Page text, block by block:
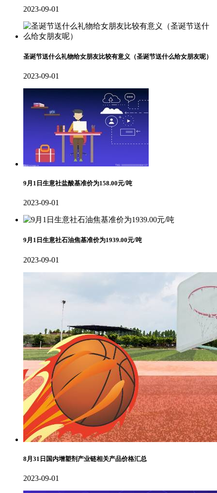
2023-09-01
圣诞节送什么礼物给女朋友比较有意义（圣诞节送什么给女朋友呢）
2023-09-01
9月1日生意社盐酸基准价为158.00元/吨
2023-09-01
9月1日生意社石油焦基准价为1939.00元/吨
2023-09-01
8月31日国内增塑剂产业链相关产品价格汇总
2023-09-01